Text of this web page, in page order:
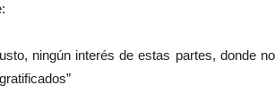
ningún interés de estas partes, donde